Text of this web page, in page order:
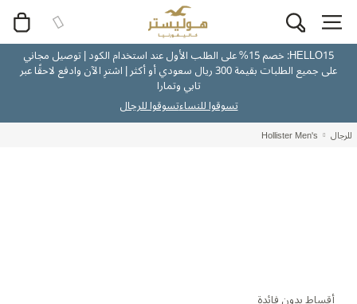
HELLO15: خصم 15% على الطلب الأول عند استخدام الكود | توصيل مجاني
على جميع الطلبات بقيمة 300 ريال سعودي أو أكثر | اشترِ الآن وادفع لاحقًا عبر
تابي وتمارا
تسوقوا للنساءتسوقوا للرجال
للرجال Hollister Men's